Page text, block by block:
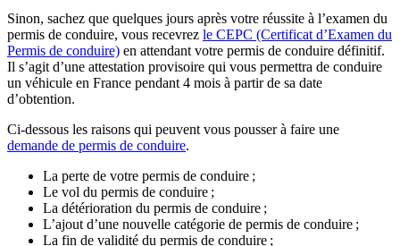
Sinon, sachez que quelques jours après votre réussite à l’examen du
permis de conduire, vous recevrez le CEPC (Certificat d’Examen du
Permis de conduire) en attendant votre permis de conduire définitif.
Il s’agit d’une attestation provisoire qui vous permettra de conduire
un véhicule en France pendant 4 mois à partir de sa date
d’obtention.
Ci-dessous les raisons qui peuvent vous pousser à faire une
demande de permis de conduire.
La perte de votre permis de conduire ;
Le vol du permis de conduire ;
La détérioration du permis de conduire ;
L’ajout d’une nouvelle catégorie de permis de conduire ;
La fin de validité du permis de conduire ;